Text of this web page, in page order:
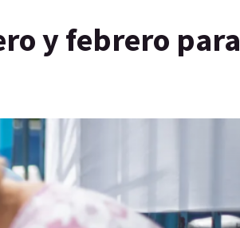
y febrero para